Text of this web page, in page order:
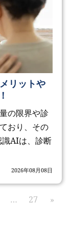
リットや
の限界や診
おり、その
AIは、診断
2026年08月08日
… 27 »